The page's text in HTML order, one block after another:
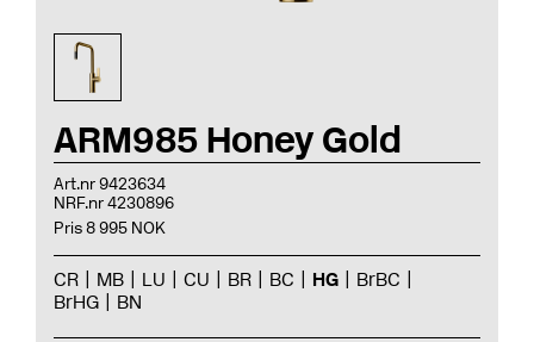
ARM985 Honey Gold
Art.nr 9423634
NRF.nr 4230896
Pris 8 995 NOK
CR MB LU CU BR BC HG
BrBC
BrHG
BN